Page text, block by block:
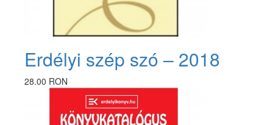
Erdélyi szép szó – 2018
28.00 RON